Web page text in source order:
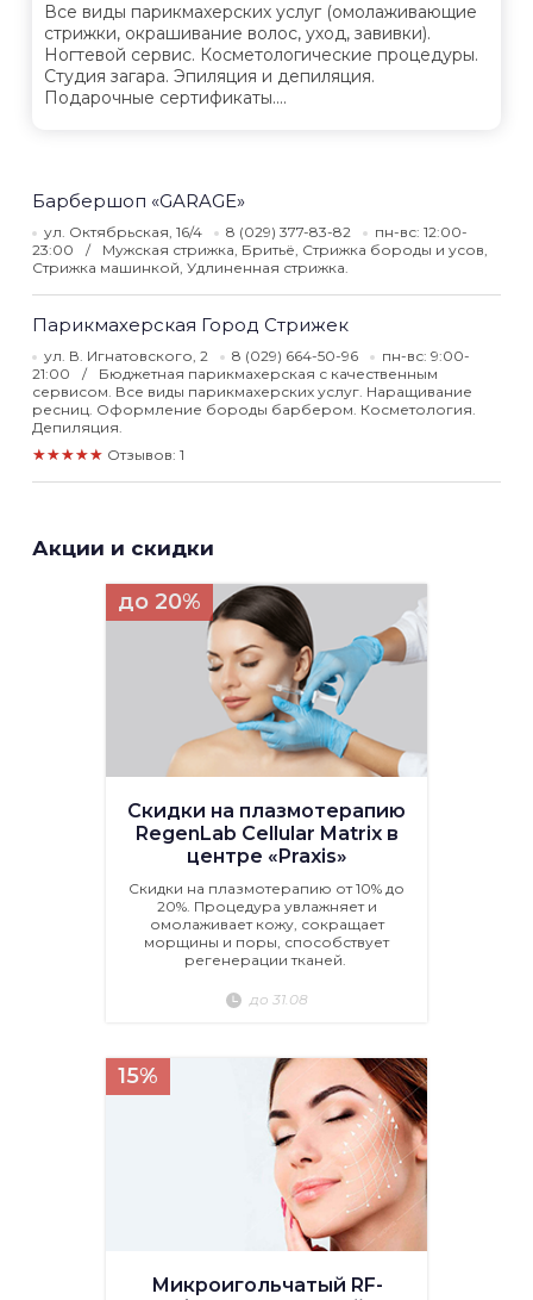
Все виды парикмахерских услуг (омолаживающие
стрижки, окрашивание волос, уход, завивки).
Ногтевой сервис. Косметологические процедуры.
Студия загара. Эпиляция и депиляция.
Подарочные сертификаты....
Барбершоп «GARAGE»
ул. Октябрьская, 16/4 8 (029) 377-83-82
пн-вс: 12:00-
23:00
Мужская стрижка, Бритьё, Стрижка бороды и усов,
Стрижка машинкой, Удлиненная стрижка.
Парикмахерская Город Стрижек
ул. В. Игнатовского, 2 8 (029) 664-50-96
пн-вс: 9:00-
21:00
Бюджетная парикмахерская с качественным
сервисом. Все виды парикмахерских услуг. Наращивание
ресниц. Оформление бороды барбером. Косметология.
Депиляция.
★★★★★ Отзывов: 1
Акции и скидки
до 20%
Скидки на плазмотерапию
RegenLab Cellular Matrix в
центре «Praxis»
Скидки на плазмотерапию от 10% до
20%. Процедура увлажняет и
омолаживает кожу, сокращает
морщины и поры, способствует
регенерации тканей.
до 31.08
15%
Микроигольчатый RF-